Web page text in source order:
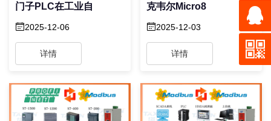
门子PLC在工业自
2025-12-06
详情
克韦尔Micro8
2025-12-03
详情